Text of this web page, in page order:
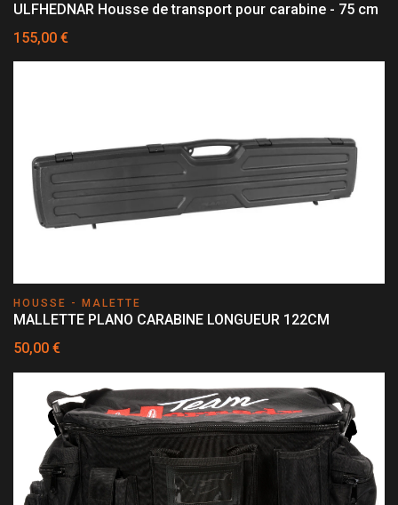
ULFHEDNAR Housse de transport pour carabine - 75 cm
155,00 €
HOUSSE - MALETTE
MALLETTE PLANO CARABINE LONGUEUR 122CM
50,00 €